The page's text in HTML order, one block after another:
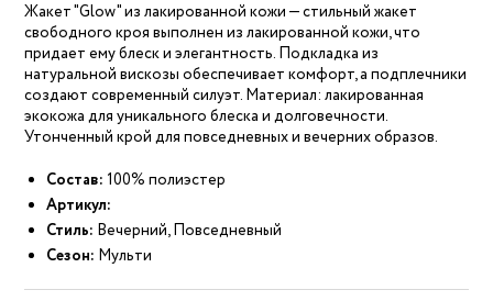
Жакет "Glow" из лакированной кожи — стильный жакет
свободного кроя выполнен из лакированной кожи, что
придает ему блеск и элегантность. Подкладка из
натуральной вискозы обеспечивает комфорт, а подплечники
создают современный силуэт. Материал: лакированная
экокожа для уникального блеска и долговечности.
Утонченный крой для повседневных и вечерних образов.
Состав: 100% полиэстер
Артикул:
Стиль: Вечерний, Повседневный
Сезон: Мульти